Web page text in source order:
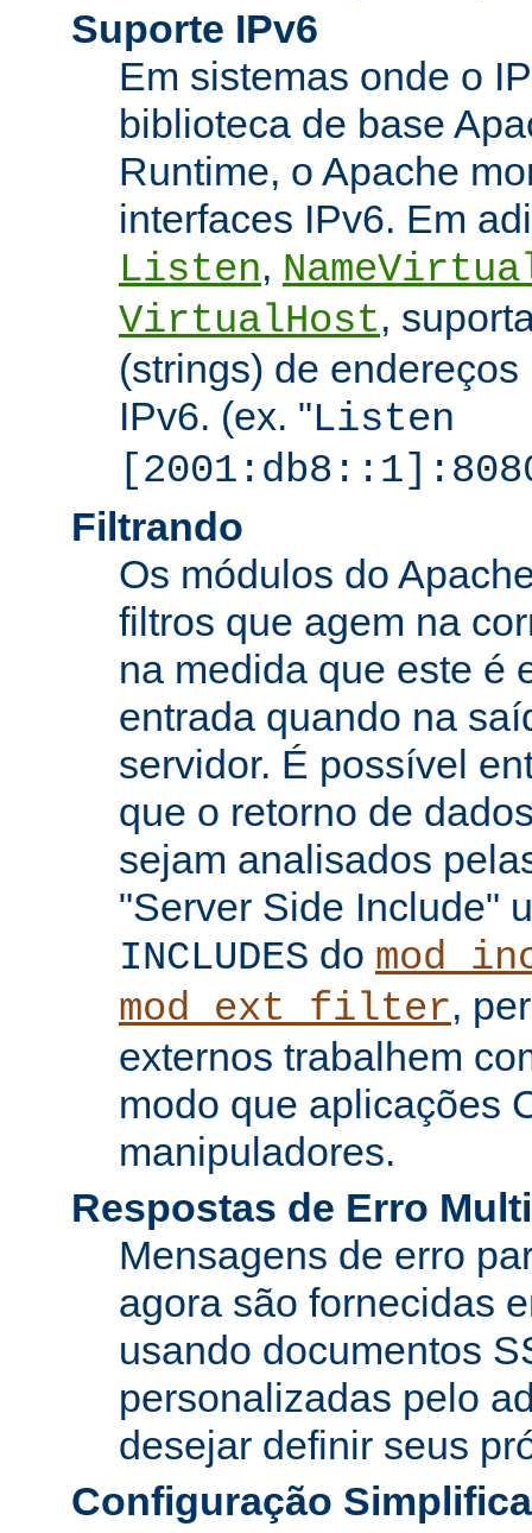
Suporte IPv6
Em sistemas onde o
biblioteca de base
Runtime, o Apache
interfaces IPv6. Em
Listen,
VirtualHost,
(strings) de
IPv6. (ex. "Listen
Filtrando
Os módulos do
filtros que agem na
na medida que este é
entrada quando na
servidor. É possível
que o retorno de
sejam analisados
"Server Side Include"
INCLUDES do
mod_ext_filter,
externos trabalhem
modo que aplicações
manipuladores.
Respostas de Erro
Mensagens de erro
agora são fornecidas
usando documentos
personalizadas pelo
desejar definir seus
Configuração